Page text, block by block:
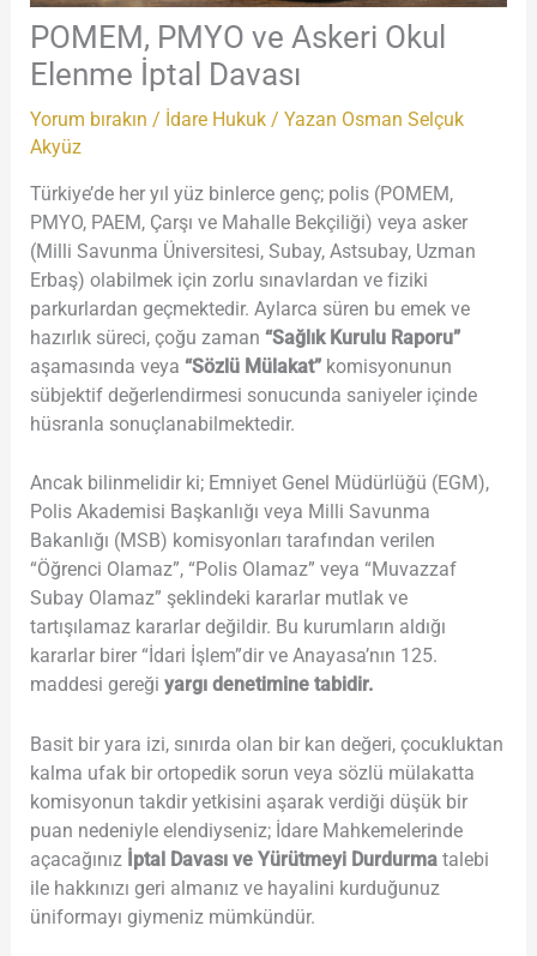
POMEM, PMYO ve Askeri Okul
Elenme İptal Davası
Yorum bırakın / İdare Hukuk/ Yazan Osman Selçuk
Akyüz
Türkiye’de her yıl yüz binlerce genç; polis (POMEM,
PMYO, PAEM, Çarşı ve Mahalle Bekçiliği) veya asker
(Milli Savunma Üniversitesi, Subay, Astsubay, Uzman
Erbaş) olabilmek için zorlu sınavlardan ve fiziki
parkurlardan geçmektedir. Aylarca süren bu emek ve
hazırlık süreci, çoğu zaman “Sağlık Kurulu Raporu”
aşamasında veya “Sözlü Mülakat”komisyonunun
sübjektif değerlendirmesi sonucunda saniyeler içinde
hüsranla sonuçlanabilmektedir.
Ancak bilinmelidir ki; Emniyet Genel Müdürlüğü (EGM),
Polis Akademisi Başkanlığı veya Milli Savunma
Bakanlığı (MSB) komisyonları tarafından verilen
“Öğrenci Olamaz”, “Polis Olamaz” veya “Muvazzaf
Subay Olamaz” şeklindeki kararlar mutlak ve
tartışılamaz kararlar değildir. Bu kurumların aldığı
kararlar birer “İdari İşlem”dir ve Anayasa’nın 125.
maddesi gereği yargı denetimine tabidir.
Basit bir yara izi, sınırda olan bir kan değeri, çocukluktan
kalma ufak bir ortopedik sorun veya sözlü mülakatta
komisyonun takdir yetkisini aşarak verdiği düşük bir
puan nedeniyle elendiyseniz; İdare Mahkemelerinde
açacağınız İptal Davası ve Yürütmeyi Durdurmatalebi
ile hakkınızı geri almanız ve hayalini kurduğunuz
üniformayı giymeniz mümkündür.